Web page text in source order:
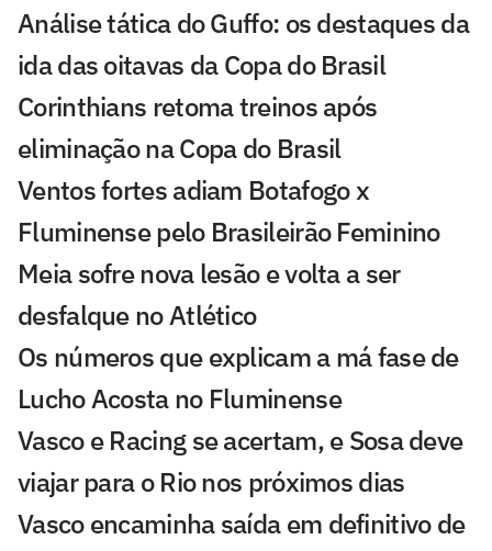
Análise tática do Guffo: os destaques da
ida das oitavas da Copa do Brasil
Corinthians retoma treinos após
eliminação na Copa do Brasil
Ventos fortes adiam Botafogo x
Fluminense pelo Brasileirão Feminino
Meia sofre nova lesão e volta a ser
desfalque no Atlético
Os números que explicam a má fase de
Lucho Acosta no Fluminense
Vasco e Racing se acertam, e Sosa deve
viajar para o Rio nos próximos dias
Vasco encaminha saída em definitivo de